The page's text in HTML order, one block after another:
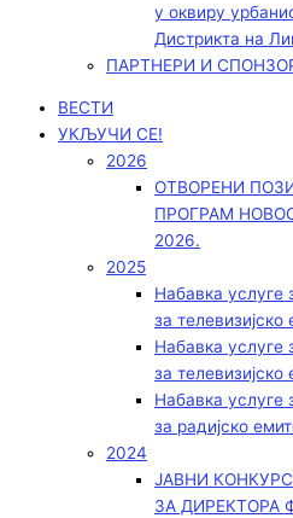
у оквиру
Дистрикта на
ПАРТНЕРИ И
ВЕСТИ
УКЉУЧИ СЕ!
2026
ОТВОРЕНИ
ПРОГРАМ
2026.
2025
Набавка услуге
за
Набавка услуге
за
Набавка услуге
за радијско
2024
ЈАВНИ
ЗА ДИРЕКТОРА